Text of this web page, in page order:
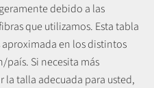
debido a las
que utilizamos. Esta tabla
en los distintos
Si necesita más
talla adecuada para usted,